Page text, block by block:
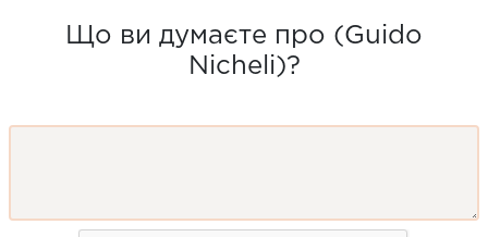
Що ви думаєте про (Guido
Nicheli)?